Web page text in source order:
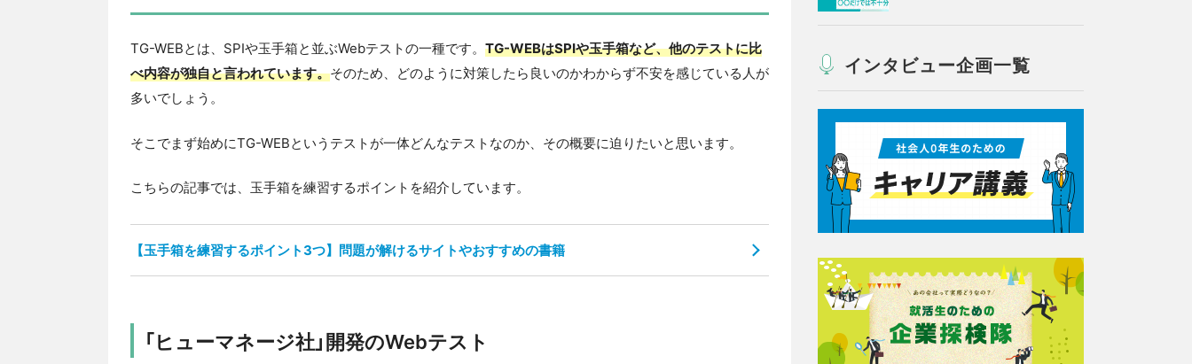
TG-WEBとは、SPIや玉手箱と並ぶWebテストの一種です。 TG-WEBはSPIや玉手箱など、他のテストに比
べ内容が独自と言われています。そのため、どのように対策したら良いのかわからず不安を感じている人が
多いでしょう。
そこでまず始めにTG-WEBというテストが一体どんなテストなのか、その概要に迫りたいと思います。
こちらの記事では、玉手箱を練習するポイントを紹介しています。
【玉手箱を練習するポイント3つ】問題が解けるサイトやおすすめの書籍
「ヒューマネージ社」開発のWebテスト
インタビュー企画一覧